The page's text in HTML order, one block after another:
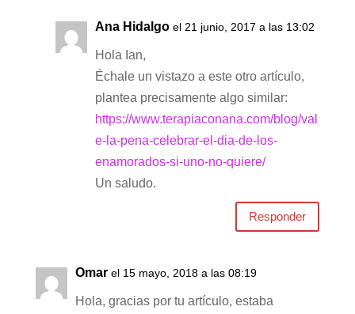
Ana Hidalgo el 21 junio, 2017 a las 13:02
Hola Ian,
Échale un vistazo a este otro artículo,
plantea precisamente algo similar:
https://www.terapiaconana.com/blog/val
e-la-pena-celebrar-el-dia-de-los-
enamorados-si-uno-no-quiere/
Un saludo.
Responder
Omar el 15 mayo, 2018 a las 08:19
Hola, gracias por tu artículo, estaba